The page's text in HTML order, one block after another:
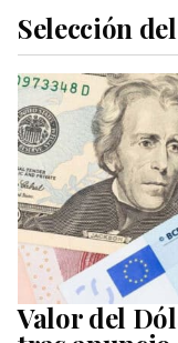
Selección
Valor del